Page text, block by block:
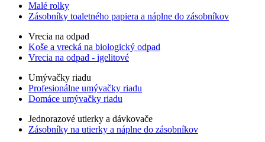
Malé rolky
Zásobníky toaletného papiera a náplne do zásobníkov
Vrecia na odpad
Koše a vrecká na biologický odpad
Vrecia na odpad - igelitové
Umývačky riadu
Profesionálne umývačky riadu
Domáce umývačky riadu
Jednorazové utierky a dávkovače
Zásobníky na utierky a náplne do zásobníkov